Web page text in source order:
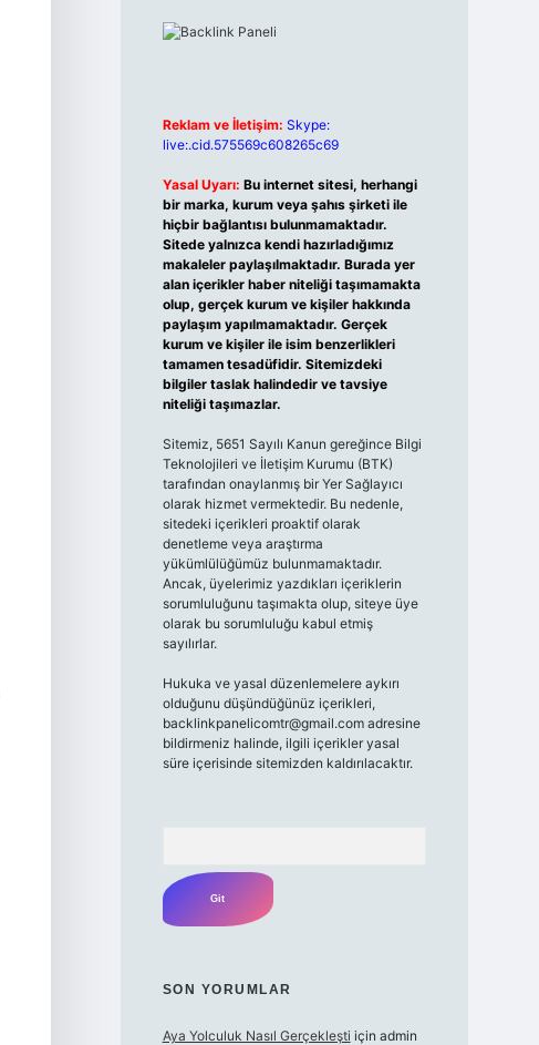
Reklam ve İletişim: Skype:
live:.cid.575569c608265c69
Yasal Uyarı: Bu internet sitesi, herhangi
bir marka, kurum veya şahıs şirketi ile
hiçbir bağlantısı bulunmamaktadır.
Sitede yalnızca kendi hazırladığımız
makaleler paylaşılmaktadır. Burada yer
alan içerikler haber niteliği taşımamakta
olup, gerçek kurum ve kişiler hakkında
paylaşım yapılmamaktadır. Gerçek
kurum ve kişiler ile isim benzerlikleri
tamamen tesadüfidir. Sitemizdeki
bilgiler taslak halindedir ve tavsiye
niteliği taşımazlar.
Sitemiz, 5651 Sayılı Kanun gereğince Bilgi
Teknolojileri ve İletişim Kurumu (BTK)
tarafından onaylanmış bir Yer Sağlayıcı
olarak hizmet vermektedir. Bu nedenle,
sitedeki içerikleri proaktif olarak
denetleme veya araştırma
yükümlülüğümüz bulunmamaktadır.
Ancak, üyelerimiz yazdıkları içeriklerin
sorumluluğunu taşımakta olup, siteye üye
olarak bu sorumluluğu kabul etmiş
sayılırlar.
Hukuka ve yasal düzenlemelere aykırı
olduğunu düşündüğünüz içerikleri,
backlinkpanelicomtr@gmail.com adresine
bildirmeniz halinde, ilgili içerikler yasal
süre içerisinde sitemizden kaldırılacaktır.
SON YORUMLAR
Aya Yolculuk Nasıl Gerçekleşti için admin